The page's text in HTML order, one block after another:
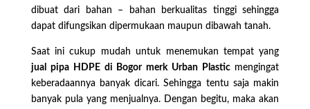
dibuat dari bahan – bahan berkualitas tinggi sehingga
dapat difungsikan dipermukaan maupun dibawah tanah.
Saat ini cukup mudah untuk menemukan tempat yang
jual pipa HDPE di Bogor merk Urban Plastic mengingat
keberadaannya banyak dicari. Sehingga tentu saja makin
banyak pula yang menjualnya. Dengan begitu, maka akan